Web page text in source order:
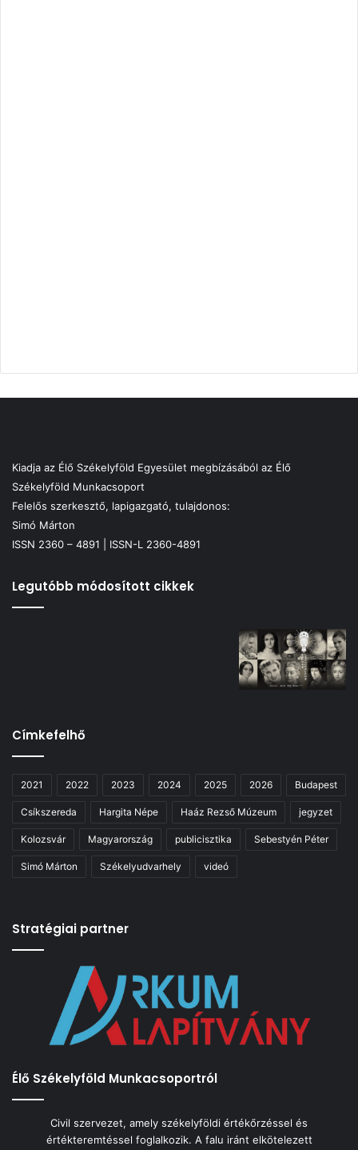
Kiadja az Élő Székelyföld Egyesület megbízásából az Élő
Székelyföld Munkacsoport
Felelős szerkesztő, lapigazgató, tulajdonos:
Simó Márton
ISSN 2360 – 4891 | ISSN-L 2360-4891
Legutóbb módosított cikkek
Címkefelhő
2021 2022 2023 2024 2025 2026 Budapest
Csíkszereda Hargita Népe Haáz Rezső Múzeum jegyzet
Kolozsvár Magyarország publicisztika Sebestyén Péter
Simó Márton Székelyudvarhely videó
Stratégiai partner
Élő Székelyföld Munkacsoportról
Civil szervezet, amely székelyföldi értékőrzéssel és
értékteremtéssel foglalkozik. A falu iránt elkötelezett